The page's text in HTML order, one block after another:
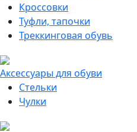
Кроссовки
Туфли, тапочки
Треккинговая обувь
Аксессуары для обуви
Стельки
Чулки